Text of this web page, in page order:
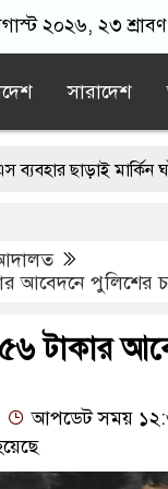
২০২৬, ২৩ শ্রাবণ
সারাদেশ
মার্কিন ঘাঁটিতে
হতেই মর্মান্তিক দুই
উপহার, আবেগে
আবেদনে পুলিশের
টাকার
আপডেট সময়